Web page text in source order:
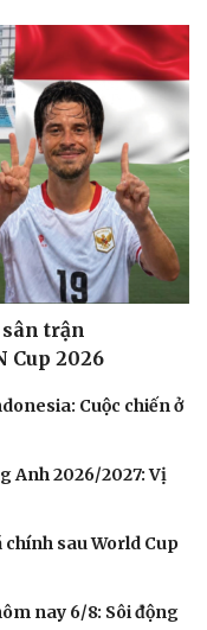
sĩ
trận
Cup 2026
Cuộc chiến ở
Anh 2026/2027: Vị
sau World Cup
nay 6/8: Sôi động